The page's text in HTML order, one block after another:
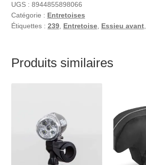
UGS : 8944855898066
Catégorie : Entretoises
Étiquettes : 239, Entretoise, Essieu avant,
Produits similaires